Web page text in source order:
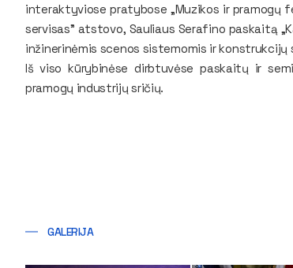
interaktyviose pratybose „Muzikos ir pramogų
servisas” atstovo, Sauliaus Serafino paskaitą
inžinerinėmis scenos sistemomis ir
Iš viso kūrybinėse dirbtuvėse paskaitų ir
pramogų industrijų sričių.
GALERIJA